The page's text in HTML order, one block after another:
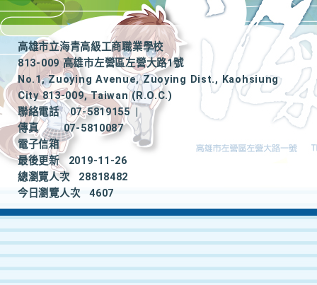
高雄市立海青高級工商職業學校
813-009 高雄市左營區左營大路1號
No.1, Zuoying Avenue, Zuoying Dist., Kaohsiung
City 813-009, Taiwan (R.O.C.)
聯絡電話
07-5819155
|
傳真
07-5810087
電子信箱
最後更新
2019-11-26
總瀏覽人次
28818482
今日瀏覽人次
4607